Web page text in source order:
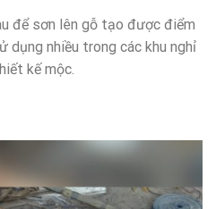
để sơn lên gỗ tạo được điểm
dụng nhiều trong các khu nghỉ
kế mộc.